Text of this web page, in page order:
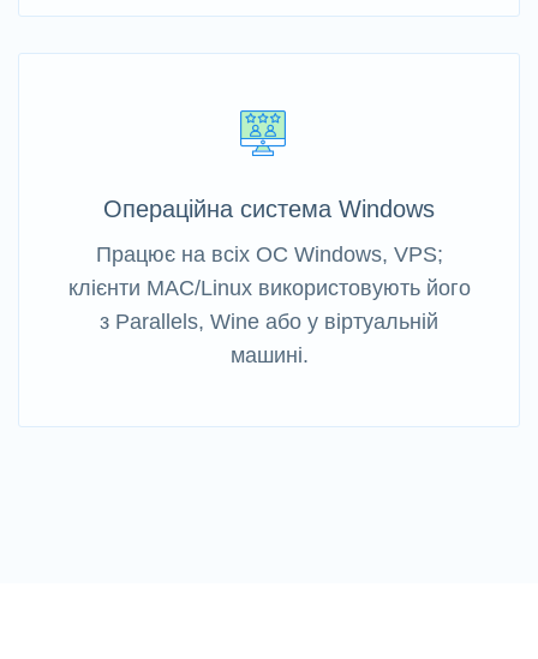
Операційна система Windows
Працює на всіх ОС Windows, VPS;
клієнти MAC/Linux використовують його
з Parallels, Wine або у віртуальній
машині.